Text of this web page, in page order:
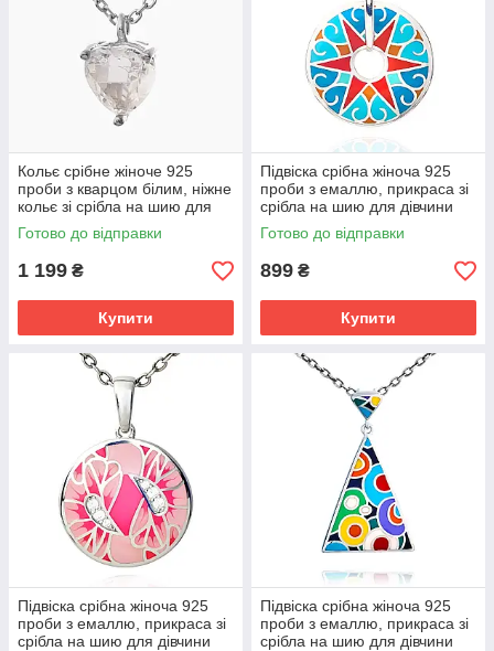
Кольє срібне жіноче 925
проби з кварцом білим, ніжне
кольє зі срібла на шию для
дівчини
Готово до відправки
1 199 ₴
Купити
Підвіска срібна жіноча 925
проби з емаллю, прикраса зі
срібла на шию для дівчини
Готово до відправки
899 ₴
Купити
Підвіска срібна жіноча 925
проби з емаллю, прикраса зі
срібла на шию для дівчини
Підвіска срібна жіноча 925
проби з емаллю, прикраса зі
срібла на шию для дівчини